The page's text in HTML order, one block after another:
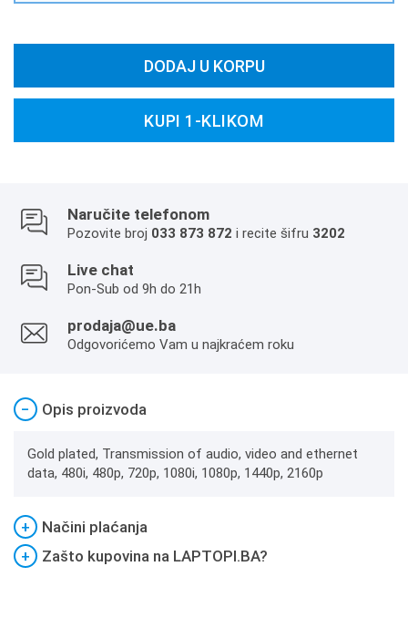
DODAJ U KORPU
KUPI 1-KLIKOM
Naručite telefonom
Pozovite broj 033 873 872 i recite šifru 3202
Live chat
Pon-Sub od 9h do 21h
prodaja@ue.ba
Odgovorićemo Vam u najkraćem roku
− Opis proizvoda
Gold plated, Transmission of audio, video and ethernet
data, 480i, 480p, 720p, 1080i, 1080p, 1440p, 2160p
+
Načini plaćanja
+
Zašto kupovina na LAPTOPI.BA?